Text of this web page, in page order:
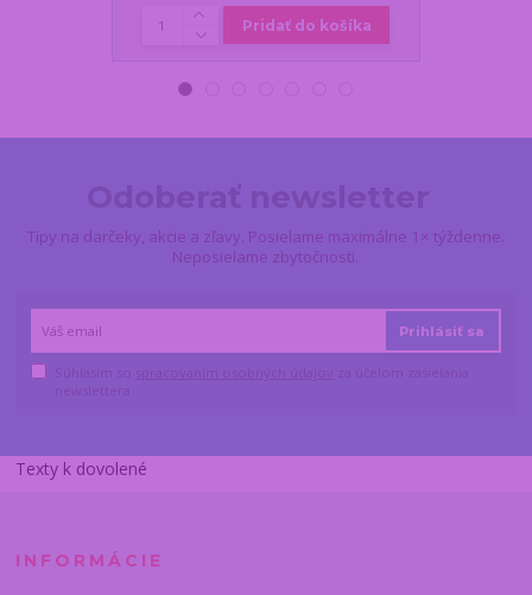
Pridať do košíka
Tipy na darčeky, akcie a zľavy. Posielame maximálne 1× týždenne.
Neposielame zbytočnosti.
Prihlásiť sa
Texty k dovolené
INFORMÁCIE